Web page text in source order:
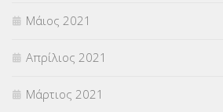
Μάιος 2021
Απρίλιος 2021
Μάρτιος 2021